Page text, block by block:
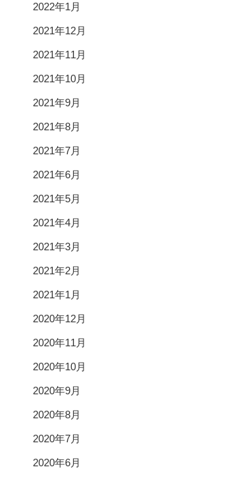
2022年1月
2021年12月
2021年11月
2021年10月
2021年9月
2021年8月
2021年7月
2021年6月
2021年5月
2021年4月
2021年3月
2021年2月
2021年1月
2020年12月
2020年11月
2020年10月
2020年9月
2020年8月
2020年7月
2020年6月